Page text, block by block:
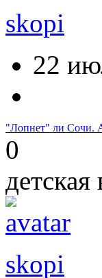
skopi
22
"Лопнет" ли Сочи.
0
skopi